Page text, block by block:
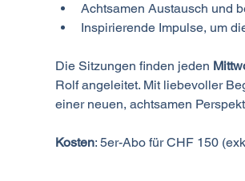
Achtsamen Austausch und
Inspirierende Impulse, um
Die Sitzungen finden jeden
Rolf angeleitet. Mit liebevoller
einer neuen, achtsamen
Kosten: 5er-Abo für CHF 150